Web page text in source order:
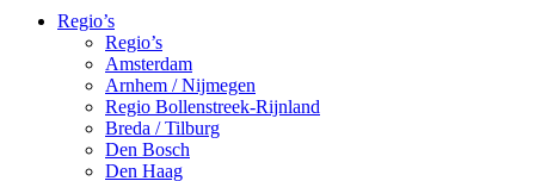
Regio’s
Regio’s
Amsterdam
Arnhem / Nijmegen
Regio Bollenstreek-Rijnland
Breda / Tilburg
Den Bosch
Den Haag